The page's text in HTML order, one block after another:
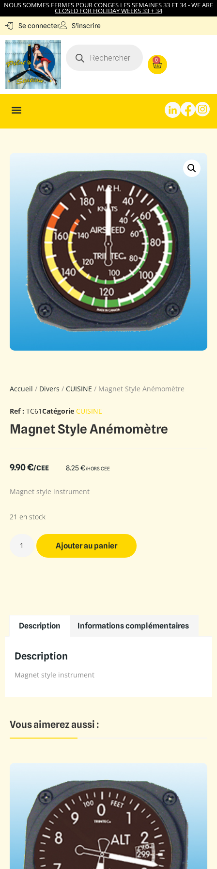
NOUS SOMMES FERMES POUR CONGES LES SEMAINES 33 ET 34 - WE ARE
CLOSED FOR HOLIDAY WEEKS 33 + 34
Se connecter S'inscrire
0
Accueil / Divers / CUISINE / Magnet Style Anémomètre
Ref : TC61Catégorie CUISINE
Magnet Style Anémomètre
9.90€/CEE 8.25€/HORS CEE
Magnet style instrument
21 en stock
Ajouter au panier
Description Informations complémentaires
Description
Magnet style instrument
Vous aimerez aussi :